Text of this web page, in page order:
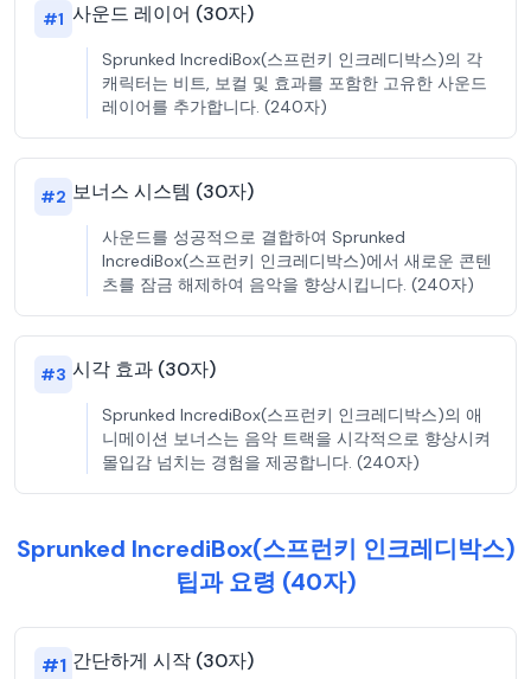
#1 사운드 레이어 (30자)
Sprunked IncrediBox(스프런키 인크레디박스)의 각
캐릭터는 비트, 보컬 및 효과를 포함한 고유한 사운드
레이어를 추가합니다. (240자)
#2 보너스 시스템 (30자)
사운드를 성공적으로 결합하여 Sprunked
IncrediBox(스프런키 인크레디박스)에서 새로운 콘텐
츠를 잠금 해제하여 음악을 향상시킵니다. (240자)
#3 시각 효과 (30자)
Sprunked IncrediBox(스프런키 인크레디박스)의 애
니메이션 보너스는 음악 트랙을 시각적으로 향상시켜
몰입감 넘치는 경험을 제공합니다. (240자)
Sprunked IncrediBox(스프런키 인크레디박스)
팁과 요령 (40자)
#1 간단하게 시작 (30자)